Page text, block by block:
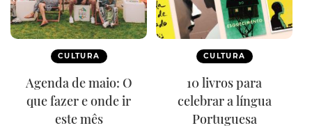
CULTURA
Agenda de maio: O
que fazer e onde ir
este mês
CULTURA
10 livros para
celebrar a língua
Portuguesa